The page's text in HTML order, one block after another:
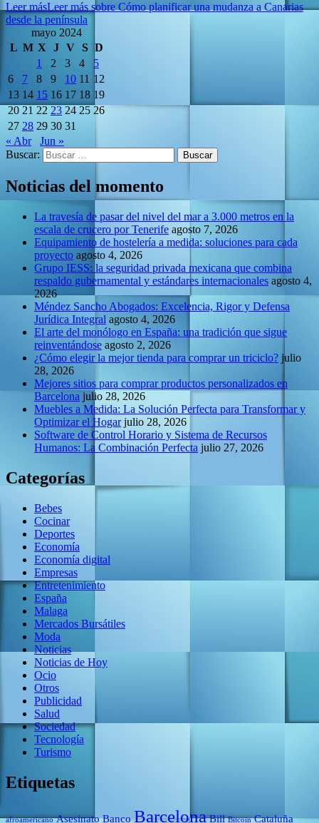
Leer másLeer más sobre Cómo planificar una mudanza a Canarias
desde la península
mayo 2024
L M X J V S D
1
2 3 4
5
6
7 8 9 10 11 12
13 14 15 16 17 18 19
20 21 22 23 24 25 26
27 28 29 30 31
« Abr
Jun »
Buscar:
Noticias del momento
La travesía de pasar del nivel del mar a 3.000 metros en la
escala de crucero por Tenerife agosto 7, 2026
Equipamiento de hostelería a medida: soluciones para cada
proyecto agosto 4, 2026
Grupo IESS: la seguridad privada mexicana que combina
respaldo gubernamental y estándares internacionales agosto 4,
2026
Méndez Sancho Abogados: Excelencia, Rigor y Defensa
Jurídica Integral agosto 4, 2026
El arte del monólogo en España: una tradición que sigue
reinventándose agosto 2, 2026
¿Cómo elegir la mejor tienda para comprar un triciclo? julio
28, 2026
Mejores sitios para comprar productos personalizados en
Barcelona julio 28, 2026
Muebles a Medida: La Solución Perfecta para Transformar y
Optimizar el Hogar julio 28, 2026
Software de Control Horario y Sistema de Recursos
Humanos: La Combinación Perfecta julio 27, 2026
Categorías
Bebes
Cocinar
Deportes
Economía
Economía digital
Empresas
Entretenimiento
España
Malaga
Mercados Bursátiles
Moda
Noticias
Noticias de Hoy
Ocio
Otros
Publicidad
Salud
Sociedad
Tecnología
Turismo
Etiquetas
afroamericano Asesinato Banco Barcelona Bill Bitcoin Cataluña